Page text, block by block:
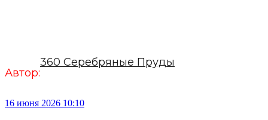
Автор:
360 Серебряные Пруды
16 июня 2026 10:10